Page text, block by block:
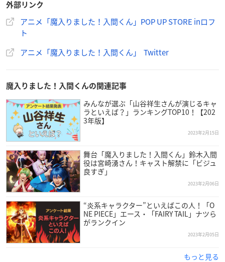
（広島県広島市中区基町6-27 そごう広島店新館8階）
2023年4月1日(土)～4月8日(土)
大宮ロフト
（埼玉県さいたま市大宮区桜木町1-6-2 そごう大宮店8階）
（新潟県新潟市中央区万代1-5-1 ラブラ万代5階）
（愛知県名古屋市中区栄三丁目4番5号 SAKAE NOVA 3～6F）
横浜ロフト
（神奈川県横浜市西区高島2-18-1 そごう横浜店7階）
😈デビっとニュース💫
魔入りました！入間くんのPOP UP STOREが、池袋ロフトを
皮切りに全8店舗にて開催決定！
ホワイトデーのプレゼントを持った描き下ろしイラストを
公開💝✨
購入特典のハート型カードもご用意して、皆様のお越しを
外部リンク
アニメ「魔入りました！入間くん」POP UP STORE inロフ
ト
アニメ「魔入りました！入間くん」 Twitter
魔入りました！入間くんの関連記事
みんなが選ぶ「山谷祥生さんが演じるキャ
ラといえば？」ランキングTOP10！【202
3年版】
2023年2月15日
舞台「魔入りました！入間くん」鈴木入間
役は宮崎湧さん！キャスト解禁に「ビジュ
良すぎ」
2023年2月06日
“炎系キャラクター”といえばこの人！「O
NE PIECE」エース・「FAIRY TAIL」ナツら
がランクイン
2023年2月05日
もっと見る